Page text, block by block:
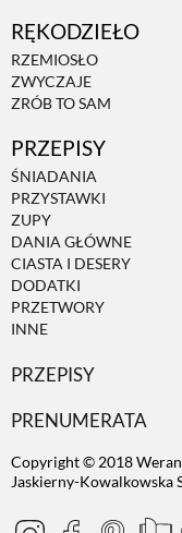
RĘKODZIEŁO
RZEMIOSŁO
ZWYCZAJE
ZRÓB TO SAM
PRZEPISY
ŚNIADANIA
PRZYSTAWKI
ZUPY
DANIA GŁÓWNE
CIASTA I DESERY
DODATKI
PRZETWORY
INNE
PRZEPISY
PRENUMERATA
Copyright © 2018
Jaskierny-Kowalkowska